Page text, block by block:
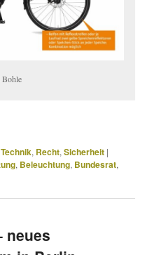
Bohle
, Recht,Sicherheit |
, Beleuchtung, Bundesrat,
neues